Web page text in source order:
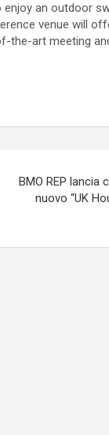
an outdoor
venue will
the-art meeting
BMO REP lancia
nuovo “UK